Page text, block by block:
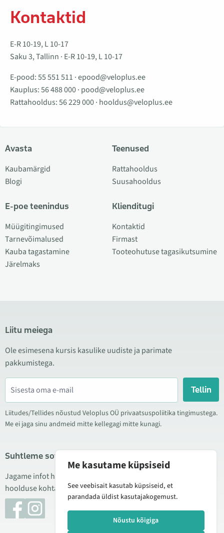
Kontaktid
E-R 10-19, L 10-17
Saku 3, Tallinn · E-R 10-19, L 10-17
E-pood:55 551 511 ·epood@veloplus.ee
Kauplus:56 488 000· pood@veloplus.ee
Rattahooldus:56 229 000· hooldus@veloplus.ee
Avasta
Kaubamärgid
Blogi
E-poe teenindus
Müügitingimused
Tarnevõimalused
Kauba tagastamine
Järelmaks
Teenused
Rattahooldus
Suusahooldus
Klienditugi
Kontaktid
Firmast
Tooteohutuse tagasikutsumine
Liitu meiega
Ole esimesena kursis kasulike uudiste ja parimate
pakkumistega.
Tellin
Liitudes/Tellides nõustud Veloplus OÜ privaatsuspoliitika tingimustega.
Me ei jaga sinu andmeid mitte kellegagi mitte kunagi.
Suhtleme sotsiaalmeedias
Jagame infot hea hinna kampaaniate, uute toodete ning
hoolduse kohta. Mõnikord teeme ka tooteülevaateid.
Me kasutame küpsiseid
See veebisait kasutab küpsiseid, et
parandada üldist kasutajakogemust.
Nõustu kõigiga